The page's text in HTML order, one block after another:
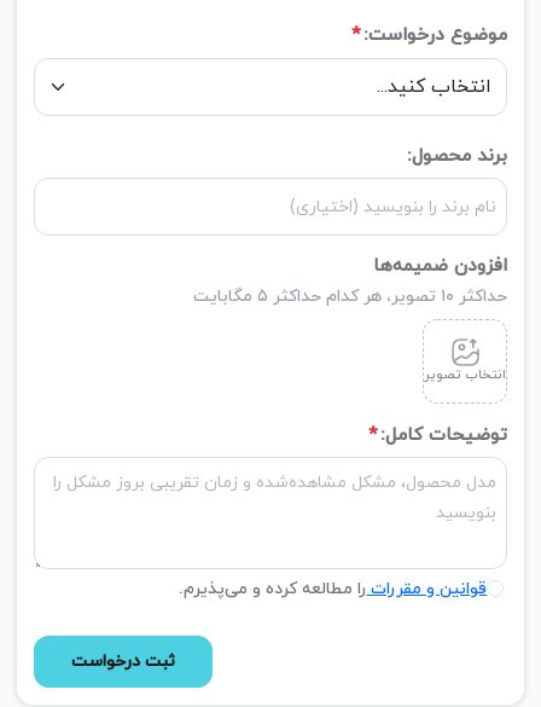
موضوع درخواست:*
برند محصول:
افزودن ضمیمه‌ها
حداکثر ۱۰ تصویر، هر کدام حداکثر ۵ مگابایت
انتخاب تصویر
توضیحات کامل:*
قوانین و مقرراترا مطالعه کرده و می‌پذیرم.
ثبت درخواست